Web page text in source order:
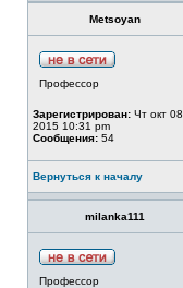
Metsoyan
Профессор
Зарегистрирован: Чт окт 08,
2015 10:31 pm
Сообщения: 54
Вернуться к началу
milanka111
Профессор